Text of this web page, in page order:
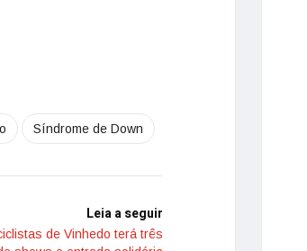
Síndrome de Down
Leia a seguir
de Vinhedo terá três